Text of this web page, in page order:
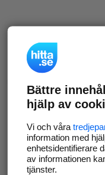
Bättre
hjälp av
Vi och våra
information med
enhetsidentifierare
av informationen
tjänster.